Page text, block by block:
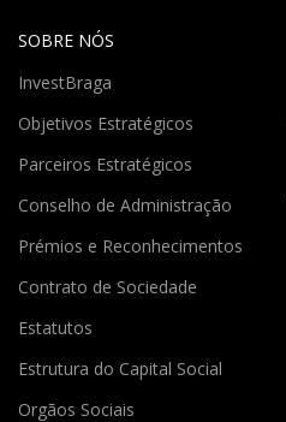
SOBRE NÓS
InvestBraga
Objetivos Estratégicos
Parceiros Estratégicos
Conselho de Administração
Prémios e Reconhecimentos
Contrato de Sociedade
Estatutos
Estrutura do Capital Social
Orgãos Sociais